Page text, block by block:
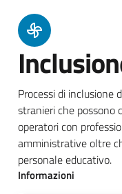
Processi di inclusione
stranieri che possono
operatori con
amministrative oltre
personale educativo.
Informazioni